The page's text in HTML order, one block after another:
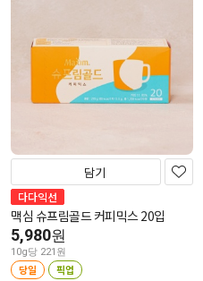
담기
다다익선
맥심 슈프림골드 커피믹스 20입
5,980원
10g당 221원
당일 픽업